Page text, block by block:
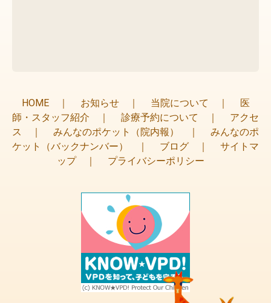
HOME お知らせ 当院について
医
師・スタッフ紹介
診療予約について
アクセ
ス
みんなのポケット（院内報）
みんなのポ
ケット（バックナンバー）
ブログ
サイトマ
ップ
プライバシーポリシー